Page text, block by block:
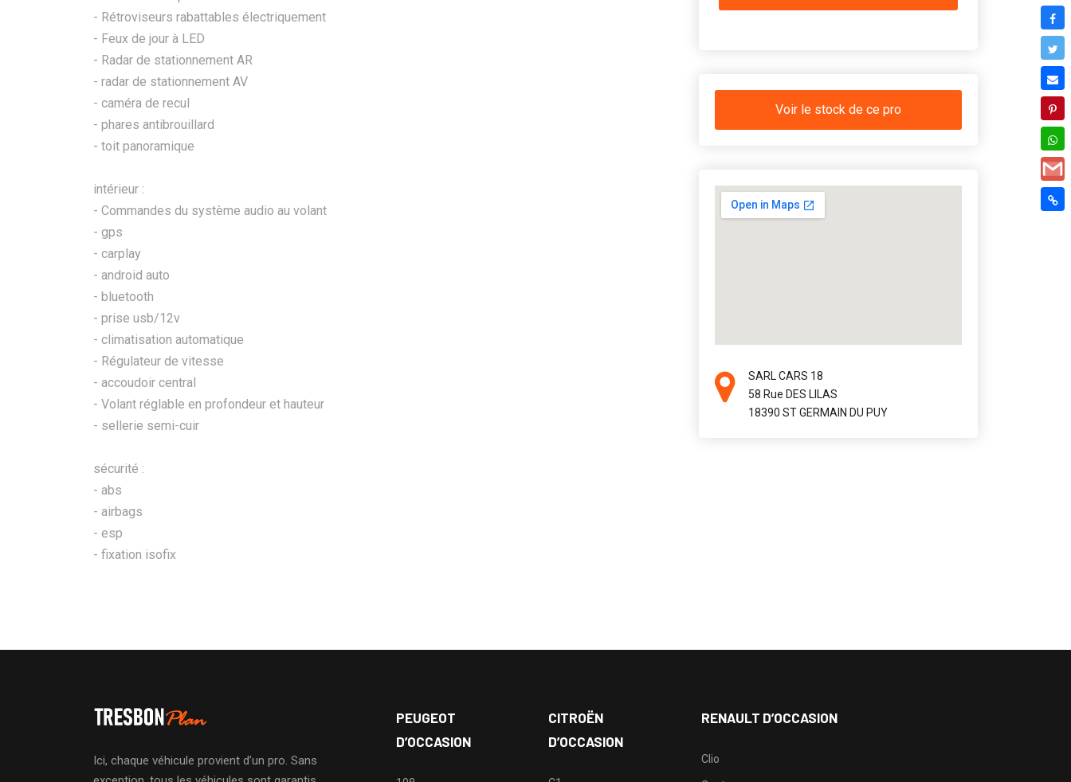
- Rétroviseurs rabattables électriquement
- Feux de jour à LED
- Radar de stationnement AR
- radar de stationnement AV
- caméra de recul
- phares antibrouillard
- toit panoramique
intérieur :
- Commandes du système audio au volant
- gps
- carplay
- android auto
- bluetooth
- prise usb/12v
- climatisation automatique
- Régulateur de vitesse
- accoudoir central
- Volant réglable en profondeur et hauteur
- sellerie semi-cuir
sécurité :
- abs
- airbags
- esp
- fixation isofix
Voir le stock de ce pro
SARL CARS 18
58 Rue DES LILAS
18390 ST GERMAIN DU PUY
Ici, chaque véhicule provient d’un pro. Sans
PEUGEOT
D’OCCASION
CITROËN
D’OCCASION
RENAULT D’OCCASION
Clio